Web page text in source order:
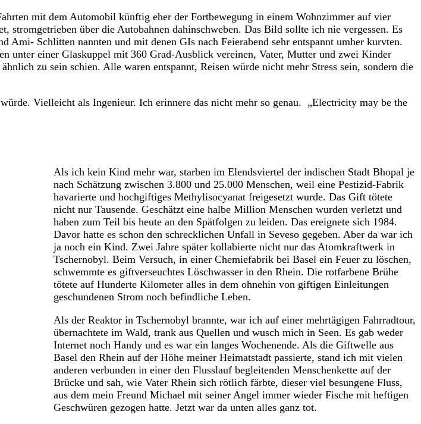
mit dem Automobil künftig eher der Fortbewegung in einem Wohnzimmer auf vier
über die Autobahnen dahinschweben. Das Bild sollte ich nie vergessen. Es
Schlitten nannten und mit denen GIs nach Feierabend sehr entspannt umher kurvten.
unter einer Glaskuppel mit 360 Grad-Ausblick vereinen, Vater, Mutter und zwei Kinder
zu sein schien. Alle waren entspannt, Reisen würde nicht mehr Stress sein, sondern die
Vielleicht als Ingenieur. Ich erinnere das nicht mehr so genau. „Electricity may be the
Als ich kein Kind mehr war, starben im Elendsviertel der indischen Stadt Bhopal je
nach Schätzung zwischen 3.800 und 25.000 Menschen, weil eine Pestizid-Fabrik
havarierte und hochgiftiges Methylisocyanat freigesetzt wurde. Das Gift tötete
nicht nur Tausende. Geschätzt eine halbe Million Menschen wurden verletzt und
haben zum Teil bis heute an den Spätfolgen zu leiden. Das ereignete sich 1984.
Davor hatte es schon den schrecklichen Unfall in Seveso gegeben. Aber da war ich
ja noch ein Kind. Zwei Jahre später kollabierte nicht nur das Atomkraftwerk in
Tschernobyl. Beim Versuch, in einer Chemiefabrik bei Basel ein Feuer zu löschen,
schwemmte es giftverseuchtes Löschwasser in den Rhein. Die rotfarbene Brühe
tötete auf Hunderte Kilometer alles in dem ohnehin von giftigen Einleitungen
geschundenen Strom noch befindliche Leben.
Als der Reaktor in Tschernobyl brannte, war ich auf einer mehrtägigen Fahrradtour,
übernachtete im Wald, trank aus Quellen und wusch mich in Seen. Es gab weder
Internet noch Handy und es war ein langes Wochenende. Als die Giftwelle aus
Basel den Rhein auf der Höhe meiner Heimatstadt passierte, stand ich mit vielen
anderen verbunden in einer den Flusslauf begleitenden Menschenkette auf der
Brücke und sah, wie Vater Rhein sich rötlich färbte, dieser viel besungene Fluss,
aus dem mein Freund Michael mit seiner Angel immer wieder Fische mit heftigen
Geschwüren gezogen hatte. Jetzt war da unten alles ganz tot.